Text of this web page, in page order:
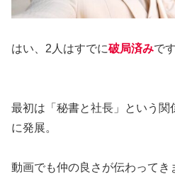
はい、2人はすでに破局済みです
最初は「秘書と社長」という関
に発展。
動画でも仲の良さが伝わってき